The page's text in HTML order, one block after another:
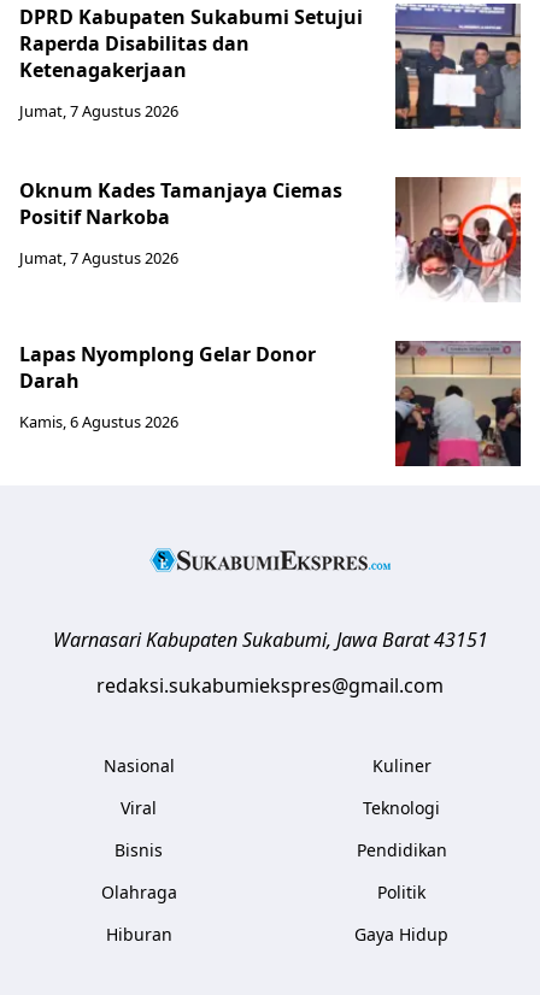
DPRD Kabupaten Sukabumi Setujui
Raperda Disabilitas dan
Ketenagakerjaan
Jumat, 7 Agustus 2026
Oknum Kades Tamanjaya Ciemas
Positif Narkoba
Jumat, 7 Agustus 2026
Lapas Nyomplong Gelar Donor
Darah
Kamis, 6 Agustus 2026
Warnasari Kabupaten Sukabumi, Jawa Barat 43151
redaksi.sukabumiekspres@gmail.com
Nasional
Viral
Bisnis
Olahraga
Hiburan
Kuliner
Teknologi
Pendidikan
Politik
Gaya Hidup